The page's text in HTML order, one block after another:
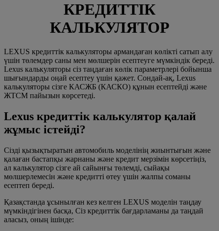
КРЕДИТТІК
КАЛЬКУЛЯТОР
LEXUS кредиттік калькуляторы армандаған көлікті сатып алу
үшін төлемдер саны мен мөлшерін есептеуге мүмкіндік береді.
Lexus калькуляторы сіз таңдаған көлік параметрлері бойынша
шығындарды оңай есептеу үшін қажет. Сондай-ақ, Lexus
калькуляторы сізге КАСЖБ (КАСКО) құнын есептейді және
ЖТСМ пайызын көрсетеді.
Lexus кредиттік калькулятор қалай
жұмыс істейді?
Сізді қызықтыратын автомобиль моделінің жиынтығын және
қалаған бастапқы жарнаны және кредит мерзімін көрсетіңіз,
ал калькулятор сізге ай сайынғы төлемді, сыйақы
мөлшерлемесін және кредитті өтеу үшін жалпы соманы
есептеп береді.
Қазақстанда ұсынылған кез келген LEXUS моделін таңдау
мүмкіндігінен басқа, Сіз кредиттік бағдарламаны да таңдай
аласыз, оның ішінде: